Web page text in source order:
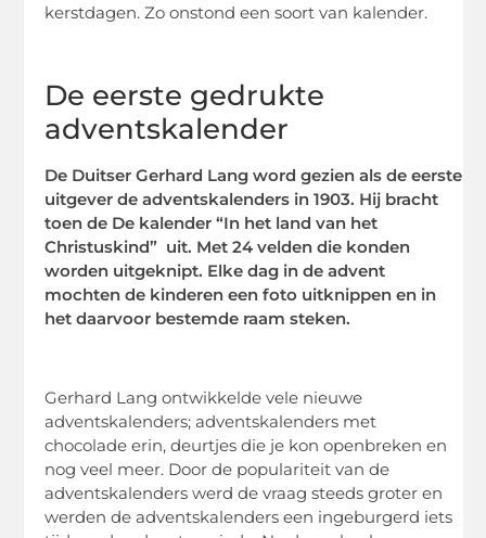
kerstdagen. Zo onstond een soort van kalender.
De eerste gedrukte
adventskalender
De Duitser Gerhard Lang word gezien als de eerste
uitgever de adventskalenders in 1903. Hij bracht
toen de De kalender “In het land van het
Christuskind” uit. Met 24 velden die konden
worden uitgeknipt. Elke dag in de advent
mochten de kinderen een foto uitknippen en in
het daarvoor bestemde raam steken.
Gerhard Lang ontwikkelde vele nieuwe
adventskalenders; adventskalenders met
chocolade erin, deurtjes die je kon openbreken en
nog veel meer. Door de populariteit van de
adventskalenders werd de vraag steeds groter en
werden de adventskalenders een ingeburgerd iets